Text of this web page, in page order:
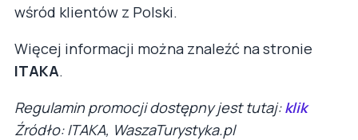
wśród klientów z Polski.
Więcej informacji można znaleźć na stronie
ITAKA.
Regulamin promocji dostępny jest tutaj:klik
Źródło: ITAKA, WaszaTurystyka.pl